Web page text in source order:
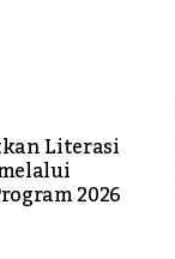
Literasi
2026